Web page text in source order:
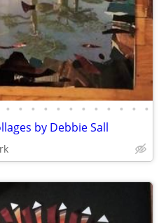
• • • • • • • • • • • •
by Debbie Sall